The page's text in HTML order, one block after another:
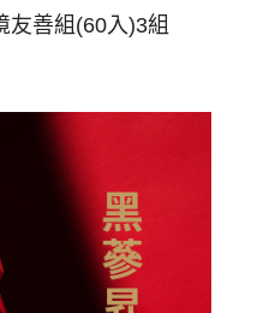
友善組(60入)3組